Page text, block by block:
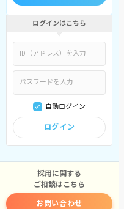
ログインはこちら
自動ログイン
ログイン
採用に関する
ご相談はこちら
お問い合わせ